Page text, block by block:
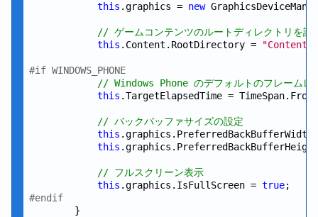
this .graphics = new
// ゲームコンテンツのルートディレクトリを設
this .Content.RootDirectory = "Content"
#if WINDOWS_PHONE
// Windows Phone のデフォルトのフレームレ
this .TargetElapsedTime =
// バックバッファサイズの設定
this
this
// フルスクリーン表示
this .graphics.IsFullScreen = true
#endif
        }